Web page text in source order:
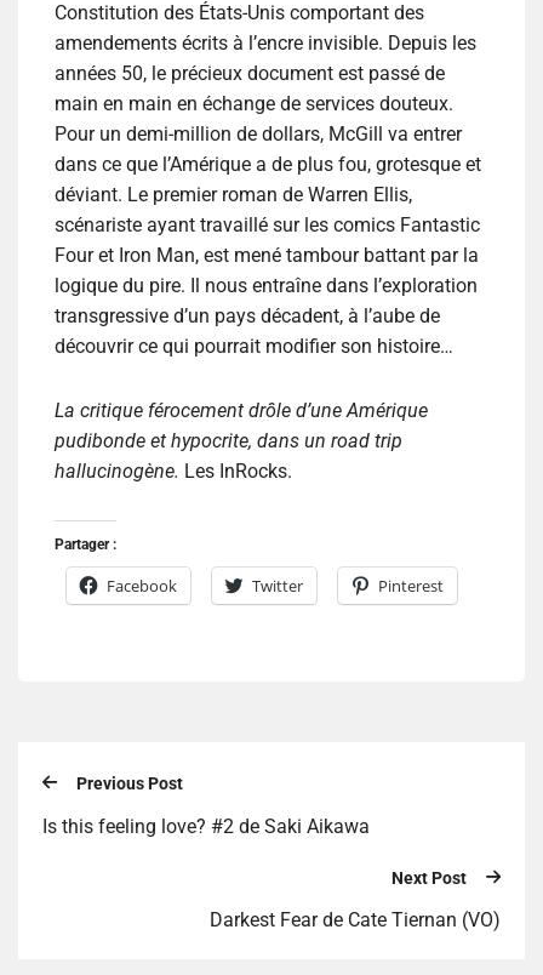
Constitution des États-Unis comportant des
amendements écrits à l’encre invisible. Depuis les
années 50, le précieux document est passé de
main en main en échange de services douteux.
Pour un demi-million de dollars, McGill va entrer
dans ce que l’Amérique a de plus fou, grotesque et
déviant. Le premier roman de Warren Ellis,
scénariste ayant travaillé sur les comics Fantastic
Four et Iron Man, est mené tambour battant par la
logique du pire. Il nous entraîne dans l’exploration
transgressive d’un pays décadent, à l’aube de
découvrir ce qui pourrait modifier son histoire…
La critique férocement drôle d’une Amérique
pudibonde et hypocrite, dans un road trip
hallucinogène. Les InRocks.
Partager :
Facebook Twitter Pinterest
Previous Post
Is this feeling love? #2 de Saki Aikawa
Next Post
Darkest Fear de Cate Tiernan (VO)